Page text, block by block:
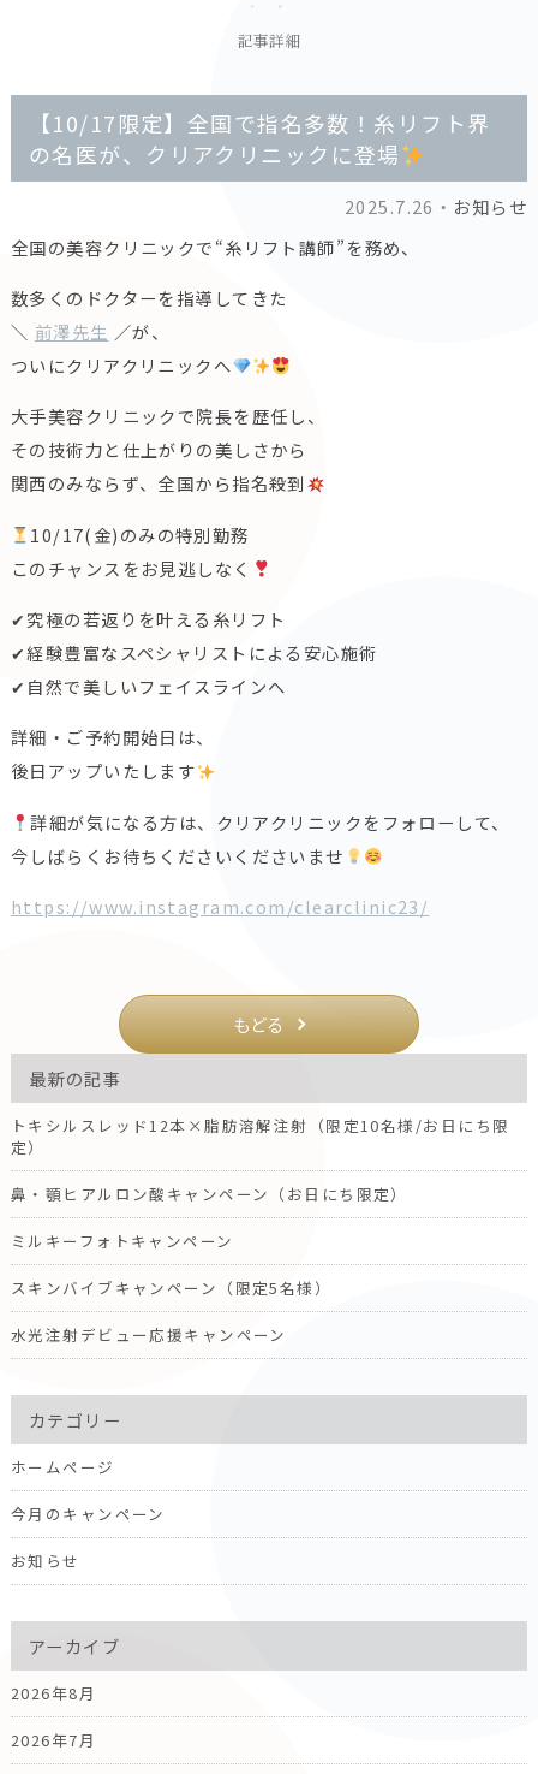
記事詳細
【10/17限定】全国で指名多数！糸リフト界
の名医が、クリアクリニックに登場
2025.7.26・ お知らせ
全国の美容クリニックで“糸リフト講師”を務め、
数多くのドクターを指導してきた
＼ 前澤先生 ／が、
ついにクリアクリニックへ
大手美容クリニックで院長を歴任し、
その技術力と仕上がりの美しさから
関西のみならず、全国から指名殺到
10/17(金)のみの特別勤務
このチャンスをお見逃しなく
✔究極の若返りを叶える糸リフト
✔経験豊富なスペシャリストによる安心施術
✔自然で美しいフェイスラインへ
詳細・ご予約開始日は、
後日アップいたします
詳細が気になる方は、クリアクリニックをフォローして、
今しばらくお待ちくださいくださいませ
https://www.instagram.com/clearclinic23/
もどる
最新の記事
トキシルスレッド12本×脂肪溶解注射（限定10名様/お日にち限
定）
鼻・顎ヒアルロン酸キャンペーン（お日にち限定）
ミルキーフォトキャンペーン
スキンバイブキャンペーン（限定5名様）
水光注射デビュー応援キャンペーン
カテゴリー
ホームページ
今月のキャンペーン
お知らせ
アーカイブ
2026年8月
2026年7月